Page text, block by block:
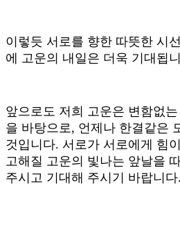
이렇듯 서로를 향한 따뜻한 시
에 고운의 내일은 더욱 기대됩
앞으로도 저희 고운은 변함없
을 바탕으로 , 언제나 한결같은
것입니다. 서로가 서로에게 힘
고해질 고운의 빛나는 앞날을
주시고 기대해 주시기 바랍니다.